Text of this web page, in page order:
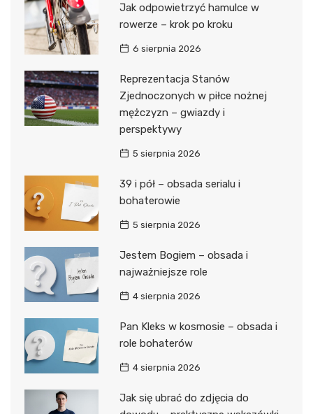
Jak odpowietrzyć hamulce w
rowerze – krok po kroku
6 sierpnia 2026
Reprezentacja Stanów
Zjednoczonych w piłce nożnej
mężczyzn – gwiazdy i
perspektywy
5 sierpnia 2026
39 i pół – obsada serialu i
bohaterowie
5 sierpnia 2026
Jestem Bogiem – obsada i
najważniejsze role
4 sierpnia 2026
Pan Kleks w kosmosie – obsada i
role bohaterów
4 sierpnia 2026
Jak się ubrać do zdjęcia do